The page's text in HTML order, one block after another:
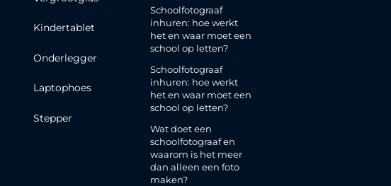
Kindertablet
Onderlegger
Laptophoes
Stepper
Schoolfotograaf
inhuren: hoe werkt
het en waar moet een
school op letten?
Schoolfotograaf
inhuren: hoe werkt
het en waar moet een
school op letten?
Wat doet een
schoolfotograaf en
waarom is het meer
dan alleen een foto
maken?